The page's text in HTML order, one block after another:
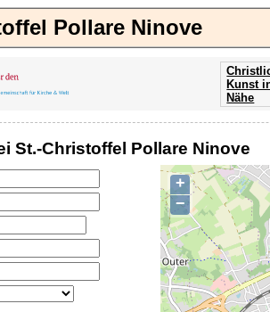
Pollare Ninove
Kunst
Nähe
St.-Christoffel Pollare Ninove
+
−